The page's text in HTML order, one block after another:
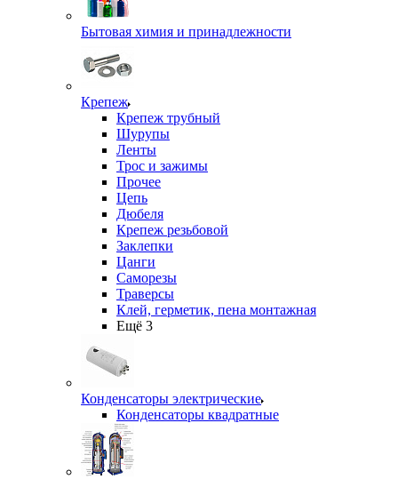
Бытовая химия и принадлежности
Крепеж
Крепеж трубный
Шурупы
Ленты
Трос и зажимы
Прочее
Цепь
Дюбеля
Крепеж резьбовой
Заклепки
Цанги
Саморезы
Траверсы
Клей, герметик, пена монтажная
Ещё 3
Конденсаторы электрические
Конденсаторы квадратные